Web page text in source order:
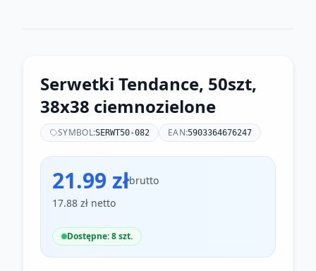
Serwetki Tendance, 50szt,
38x38 ciemnozielone
SYMBOL:SERWT50-082 EAN:5903364676247
21.99 złbrutto
17.88 zł netto
Dostępne: 8 szt.